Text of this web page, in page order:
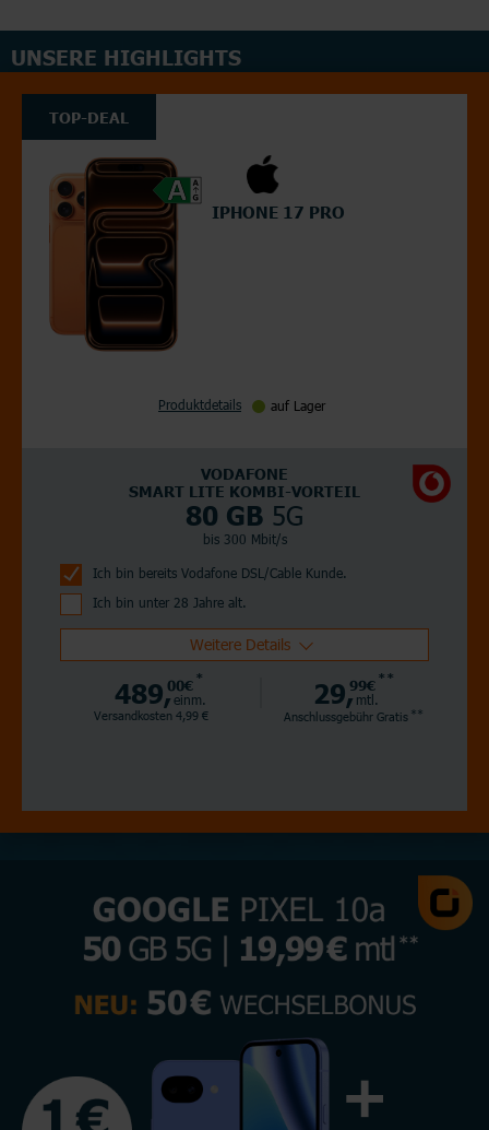
UNSERE HIGHLIGHTS
TOP-DEAL
IPHONE 17 PRO
Produktdetails auf Lager
VODAFONE
SMART LITE KOMBI-VORTEIL
80 GB 5G
bis 300 Mbit/s
Ich bin bereits Vodafone DSL/Cable Kunde.
Ich bin unter 28 Jahre alt.
Weitere Details
489,00€ *
einm.
Versandkosten 4,99 €
29,99€ **
mtl.
Anschlussgebühr Gratis **